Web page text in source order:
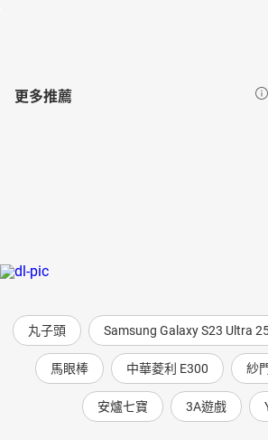
更多推薦
丸子頭 Samsung Galaxy S23 Ultra
馬眼棒 中華菱利 E300 紗
安爐七寶 3A遊戲